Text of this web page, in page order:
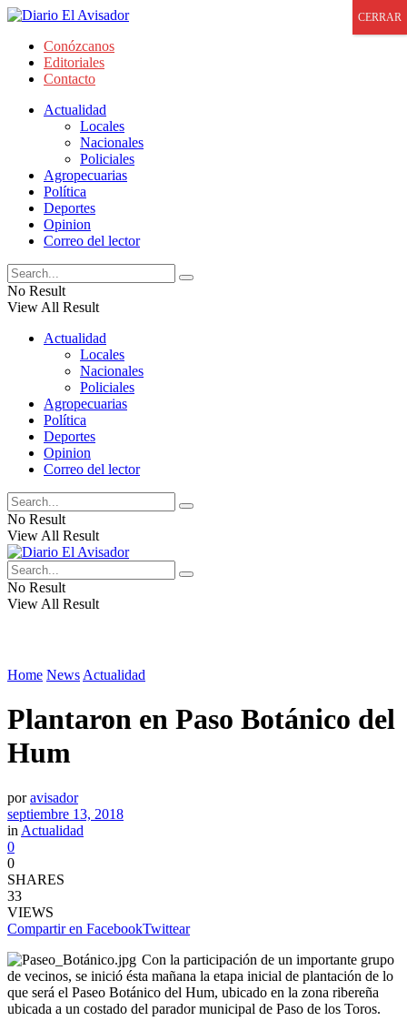
Conózcanos
Editoriales
Contacto
Actualidad
Locales
Nacionales
Policiales
Agropecuarias
Política
Deportes
Opinion
Correo del lector
No Result
View All Result
Actualidad
Locales
Nacionales
Policiales
Agropecuarias
Política
Deportes
Opinion
Correo del lector
No Result
View All Result
No Result
View All Result
Home News Actualidad
Plantaron en Paso Botánico del
Hum
por avisador
septiembre 13, 2018
in Actualidad
0
0
SHARES
33
VIEWS
Compartir en FacebookTwittear
Con la participación de un importante grupo
de vecinos, se inició ésta mañana la etapa inicial de plantación de lo
que será el Paseo Botánico del Hum, ubicado en la zona ribereña
ubicada a un costado del parador municipal de Paso de los Toros.
CERRAR